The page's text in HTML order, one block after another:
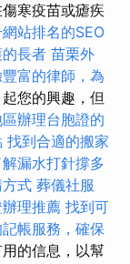
寒疫苗或瘧疾
站排名的SEO
長者 苗栗外
富的律師，為
您的興趣，但
辦理台胞證的
找到合適的搬家
漏水打針撐多
式 葬儀社服
理推薦 找到可
帳服務，確保
的信息，以幫